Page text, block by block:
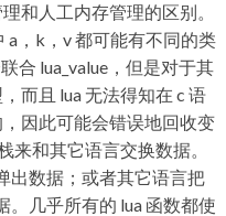
和人工内存管理的区别。
a，k，v 都可能有不同的类
合 lua_value，但是对于其
而且 lua 无法得知在 c 语
因此可能会错误地回收变
来和其它语言交换数据。
出数据；或者其它语言把
。几乎所有的 lua 函数都使